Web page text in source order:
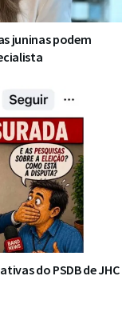
juninas podem
do PSDB de JHC